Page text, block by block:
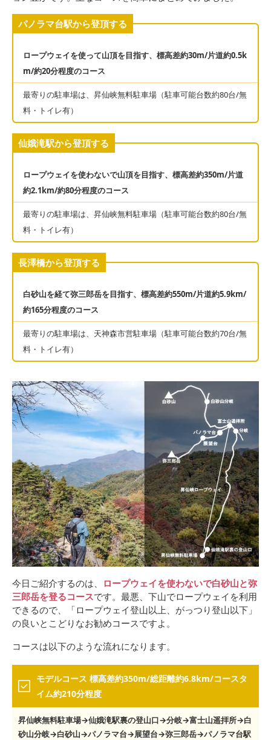
パノラマ台駅から登頂する
ロープウェイを使って山頂を目指す、標高差約30m/片道約0.5k
m/約20分程度のコース
最寄りの駐車場は、昇仙峡無料駐車場（駐車可能台数約80台/無
料・トイレ有）
仙娥滝駅から登頂する
ロープウェイを使わないで山頂を目指す、標高差約350m/片道
約2.1km/約80分程度のコース
最寄りの駐車場は、昇仙峡無料駐車場（駐車可能台数約80台/無
料・トイレ有）
長澤橋から登頂する
白砂山を経て弥三郎岳を目指す、標高差約550m/片道約5.9km/
約165分程度のコース
最寄りの駐車場は、天神森市営駐車場（駐車可能台数約70台/無
料・トイレ有）
今日ご紹介するのは、 ロープウェイを使わないで白砂山と弥
三郎岳を登るコースです。最悪、下山でロープウェイを利用
できるので、「ロープウェイ登山以上、がっつり登山以下」
の良いとこどりなお勧めコースですよ。
コースは以下のような流れになります。
モデルコース 標高差約350m/総距離約6.8km/コースタ
イム約210分程度
昇仙峡無料駐車場→仙娥滝駅裏の登山口→分岐→富士山遥拝所→白
砂山分岐→白砂山→パノラマ台→展望台→弥三郎岳→パノラマ台駅